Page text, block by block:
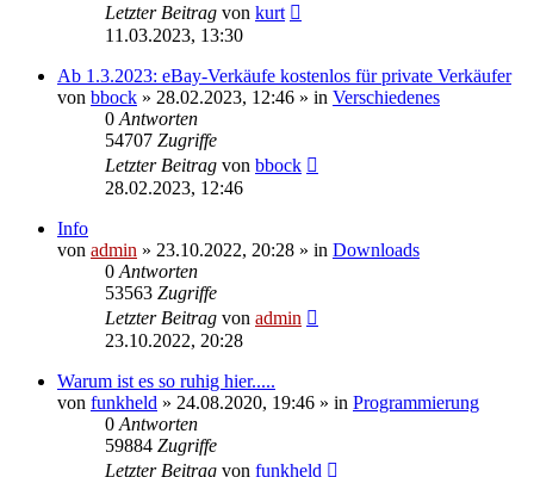
Letzter Beitrag von kurt
11.03.2023, 13:30
Ab 1.3.2023: eBay-Verkäufe kostenlos für private Verkäufer
von bbock » 28.02.2023, 12:46 » in Verschiedenes
0 Antworten
54707 Zugriffe
Letzter Beitrag von bbock
28.02.2023, 12:46
Info
von admin » 23.10.2022, 20:28 » in Downloads
0 Antworten
53563 Zugriffe
Letzter Beitrag von admin
23.10.2022, 20:28
Warum ist es so ruhig hier.....
von funkheld » 24.08.2020, 19:46 » in Programmierung
0 Antworten
59884 Zugriffe
Letzter Beitrag von funkheld